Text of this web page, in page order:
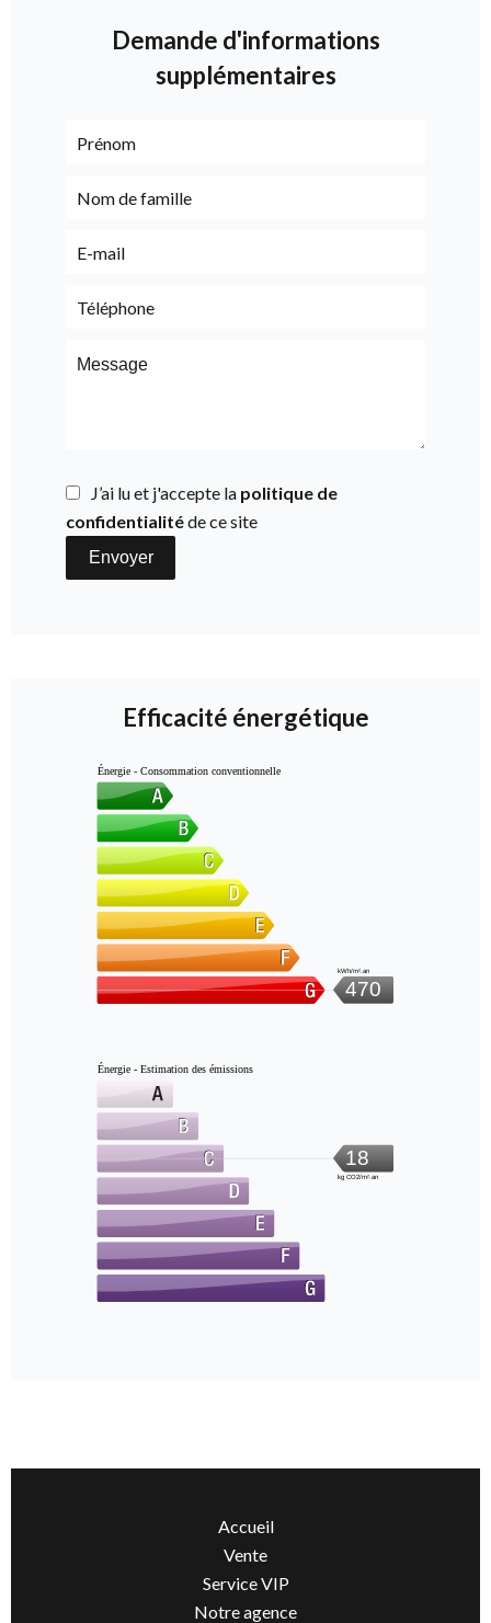
Demande d'informations
supplémentaires
J’ai lu et j'accepte la politique de
confidentialitéde ce site
Envoyer
Efficacité énergétique
Énergie - Consommation conventionnelle
470
kWh/m².an
Énergie - Estimation des émissions
18
kg CO2/m².an
Accueil
Vente
Service VIP
Notre agence